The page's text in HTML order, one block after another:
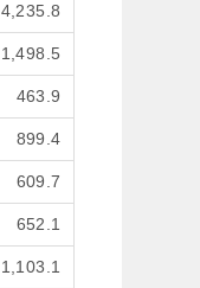
4,235.8
1,498.5
463.9
899.4
609.7
652.1
1,103.1